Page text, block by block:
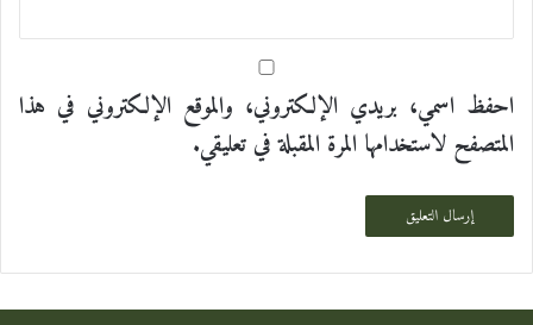
احفظ اسمي، بريدي الإلكتروني، والموقع الإلكتروني في هذا
المتصفح لاستخدامها المرة المقبلة في تعليقي.